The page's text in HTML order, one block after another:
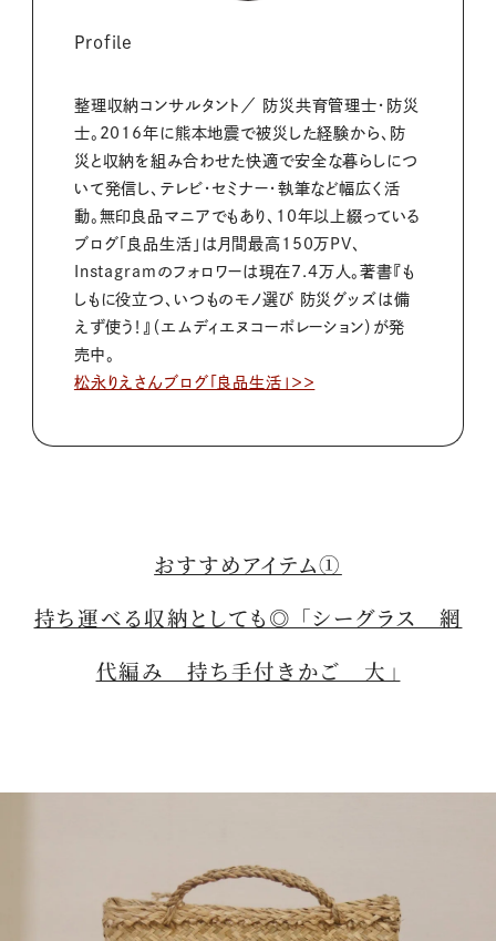
Profile
整理収納コンサルタント／ 防災共育管理士・防災
士。2016年に熊本地震で被災した経験から、防
災と収納を組み合わせた快適で安全な暮らしにつ
いて発信し、テレビ・セミナー・執筆など幅広く活
動。無印良品マニアでもあり、10年以上綴っている
ブログ「良品生活」は月間最高150万PV、
Instagramのフォロワーは現在7.4万人。著書『も
しもに役立つ、いつものモノ選び 防災グッズは備
えず使う！』（エムディエヌコーポレーション）が発
売中。
松永りえさんブログ「良品生活」＞＞
おすすめアイテム①
持ち運べる収納としても◎ 「シーグラス 網
代編み 持ち手付きかご 大」